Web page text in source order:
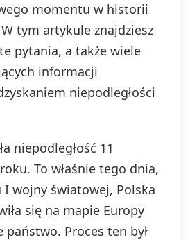
momentu w historii
tym artykule znajdziesz
pytania, a także wiele
informacji
niepodległości
niepodległość 11
To właśnie tego dnia,
I wojny światowej, Polska
się na mapie Europy
państwo. Proces ten był